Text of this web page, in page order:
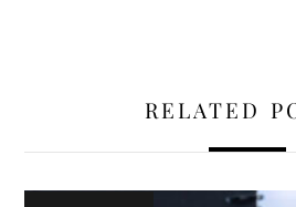
RELATED